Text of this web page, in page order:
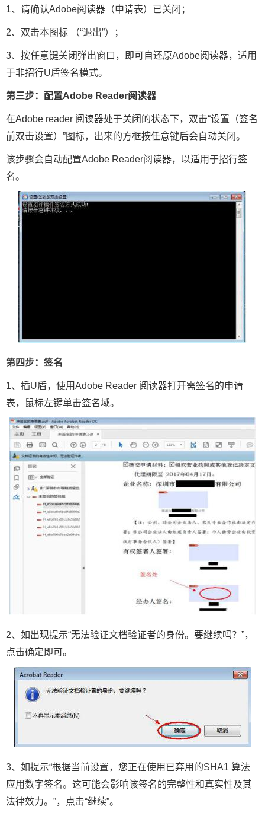
1、请确认Adobe阅读器（申请表）已关闭；
2、双击本图标 （“退出”）；
3、按任意键关闭弹出窗口，即可自还原Adobe阅读器，适用
于非招行U盾签名模式。
第三步：配置Adobe Reader阅读器
在Adobe reader 阅读器处于关闭的状态下，双击“设置（签名
前双击设置）”图标，出来的方框按任意键后会自动关闭。
该步骤会自动配置Adobe Reader阅读器，以适用于招行签
名。
第四步：签名
1、插U盾，使用Adobe Reader 阅读器打开需签名的申请
表，鼠标左键单击签名域。
2、如出现提示“无法验证文档验证者的身份。要继续吗？”，
点击确定即可。
3、如提示“根据当前设置，您正在使用已弃用的SHA1 算法
应用数字签名。这可能会影响该签名的完整性和真实性及其
法律效力。”，点击“继续”。